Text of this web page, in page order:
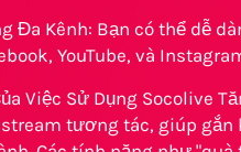
Đa Kênh: Bạn có thể dễ
YouTube, và
Việc Sử Dụng Socolive
tương tác, giúp